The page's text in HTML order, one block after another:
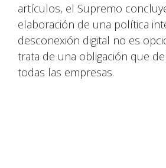
artículos, el Supremo
elaboración de una política
desconexión digital no es
trata de una obligación que
todas las empresas.